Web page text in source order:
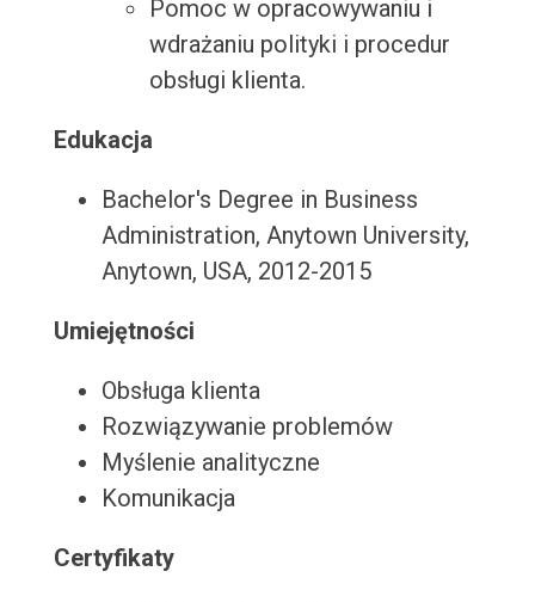
Pomoc w opracowywaniu i
wdrażaniu polityki i procedur
obsługi klienta.
Edukacja
Bachelor's Degree in Business
Administration, Anytown University,
Anytown, USA, 2012-2015
Umiejętności
Obsługa klienta
Rozwiązywanie problemów
Myślenie analityczne
Komunikacja
Certyfikaty